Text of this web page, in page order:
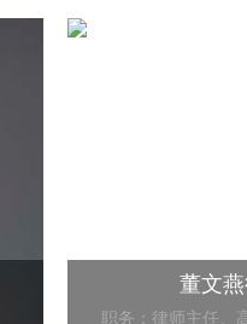
董文
职务：律师主任、